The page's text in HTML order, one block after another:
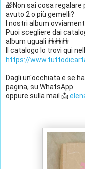
🎁Non sai cosa
avuto 2 o più gemelli?
I nostri album
Puoi scegliere dai
album uguali 👫👭👬
Il catalogo lo trovi qui
https://
Dagli un'occhiata e se
pagina, su WhatsApp
oppure sulla mail 📩